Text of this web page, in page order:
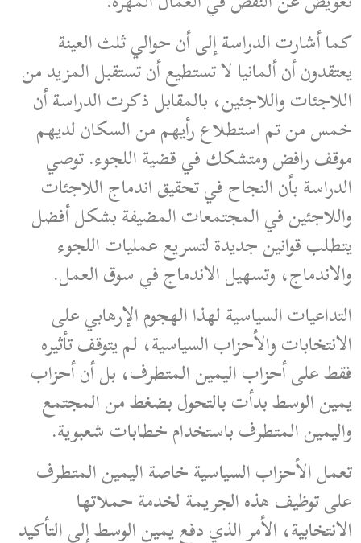
كما أشارت الدراسة إلى أن حوالي ثلث العينة
يعتقدون أن ألمانيا لا تستطيع أن تستقبل المزيد من
اللاجئات واللاجئين، بالمقابل ذكرت الدراسة أن
خمس من تم استطلاع رأيهم من السكان لديهم
موقف رافض ومتشكك في قضية اللجوء. توصي
الدراسة بأن النجاح في تحقيق اندماج اللاجئات
واللاجئين في المجتمعات المضيفة بشكل أفضل
يتطلب قوانين جديدة لتسريع عمليات اللجوء
والاندماج، وتسهيل الاندماج في سوق العمل.
التداعيات السياسية لهذا الهجوم الإرهابي على
الانتخابات والأحزاب السياسية، لم يتوقف تأثيره
فقط على أحزاب اليمين المتطرف، بل أن أحزاب
يمين الوسط بدأت بالتحول بضغط من المجتمع
واليمين المتطرف باستخدام خطابات شعبوية.
تعمل الأحزاب السياسية خاصة اليمين المتطرف
على توظيف هذه الجريمة لخدمة حملاتها
الانتخابية، الأمر الذي دفع يمين الوسط إلى التأكيد